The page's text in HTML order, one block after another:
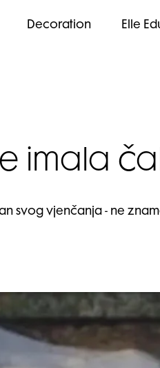
Decoration Elle
imala
svog vjenčanja - ne